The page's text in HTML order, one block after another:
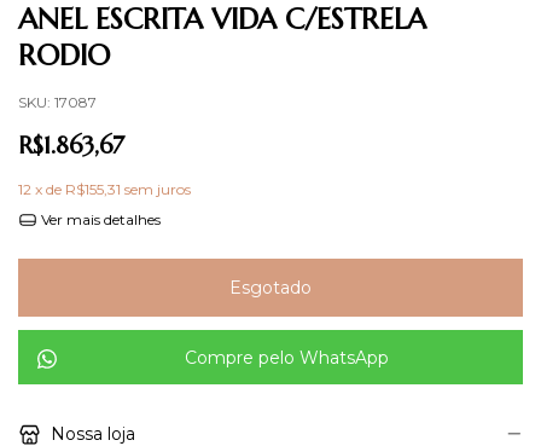
ANEL ESCRITA VIDA C/ESTRELA
RODIO
SKU: 17087
R$1.863,67
12 x de R$155,31 sem juros
Ver mais detalhes
Compre pelo WhatsApp
Nossa loja